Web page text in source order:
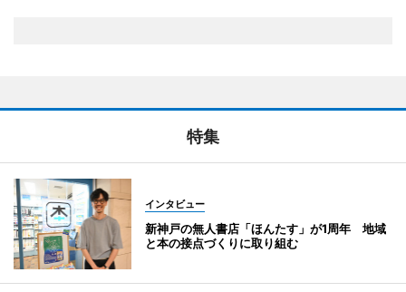
特集
インタビュー
新神戸の無人書店「ほんたす」が1周年 地域
と本の接点づくりに取り組む